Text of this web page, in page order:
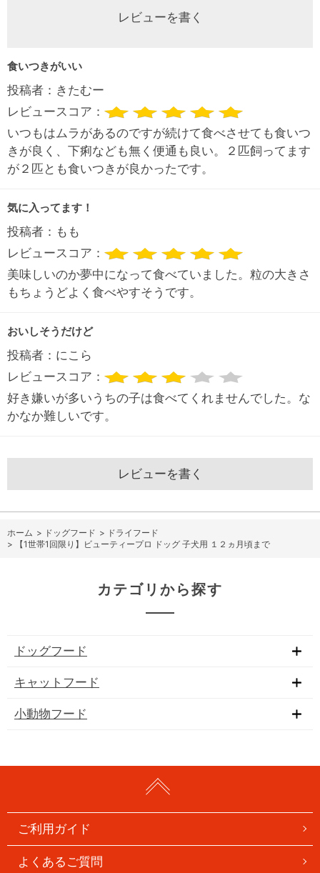
レビューを書く
食いつきがいい
投稿者： きたむー
レビュースコア：
いつもはムラがあるのですが続けて食べさせても食いつ
きが良く、下痢なども無く便通も良い。２匹飼ってます
が２匹とも食いつきが良かったです。
気に入ってます！
投稿者： もも
レビュースコア：
美味しいのか夢中になって食べていました。粒の大きさ
もちょうどよく食べやすそうです。
おいしそうだけど
投稿者： にこら
レビュースコア：
好き嫌いが多いうちの子は食べてくれませんでした。な
かなか難しいです。
レビューを書く
ホーム > ドッグフード > ドライフード
>
【1世帯1回限り】ビューティープロ ドッグ 子犬用 １２ヵ月頃まで
カテゴリから探す
ドッグフード
キャットフード
小動物フード
ご利用ガイド
よくあるご質問